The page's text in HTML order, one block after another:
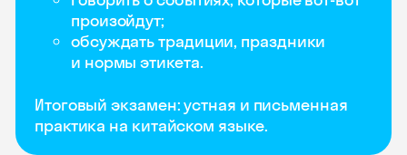
произойдут;
обсуждать традиции, праздники
и нормы этикета.
Итоговый экзамен: устная и письменная
практика на китайском языке.